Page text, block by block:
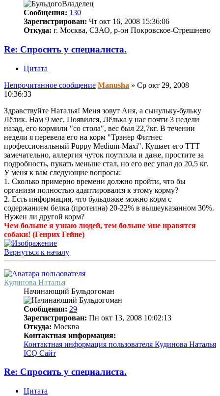
Сообщения: 130
Зарегистрирован: Чт окт 16, 2008 15:36:06
Откуда: г. Москва, СЗАО, р-он Покровское-Стрешнево
Re: Спросить у специалиста.
Цитата
Непрочитанное сообщение Manusha » Ср окт 29, 2008
10:36:33
Здравствуйте Наталья! Меня зовут Аня, а сынульку-бульку
Лёлик. Нам 9 мес. Появился, Лёлька у нас почти 3 недели
назад, его кормили "со стола", вес был 22,7кг. В течении
недели я перевела его на корм "Трэнер Фитнес
профессиональный Puppy Medium-Maxi". Кушает его ТТТ
замечательно, аллергия чуток поутихла и даже, простите за
подробность, пукать меньше стал, но его вес упал до 20,5 кг.
У меня к вам следующие вопросы:
1. Сколько примерно времени должно пройти, что бы
организм полностью адаптировался к этому корму?
2. Есть информация, что бульдожке можно корм с
содержанием белка (протеина) 20-22% в вышеуказанном 30%.
Нужен ли другой корм?
Чем больше я узнаю людей, тем больше мне нравятся
собаки! (Генрих Гейне)
Вернуться к началу
Кудинова Наталья
Начинающий Бульдогоман
Сообщения: 29
Зарегистрирован: Пн окт 13, 2008 10:02:13
Откуда: Москва
Контактная информация:
Контактная информация пользователя Кудинова Наталья
ICQ Сайт
Re: Спросить у специалиста.
Цитата